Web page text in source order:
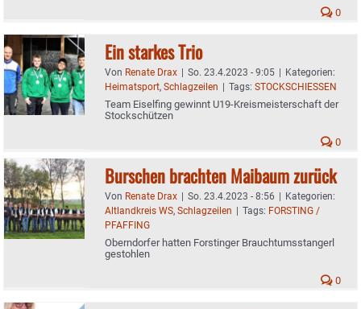
0
Ein starkes Trio
Von Renate Drax | So. 23.4.2023 - 9:05 | Kategorien:
Heimatsport, Schlagzeilen | Tags: STOCKSCHIESSEN
Team Eiselfing gewinnt U19-Kreismeisterschaft der
Stockschützen
0
Burschen brachten Maibaum zurück
Von Renate Drax | So. 23.4.2023 - 8:56 | Kategorien:
Altlandkreis WS, Schlagzeilen | Tags: FORSTING /
PFAFFING
Oberndorfer hatten Forstinger Brauchtumsstangerl
gestohlen
0